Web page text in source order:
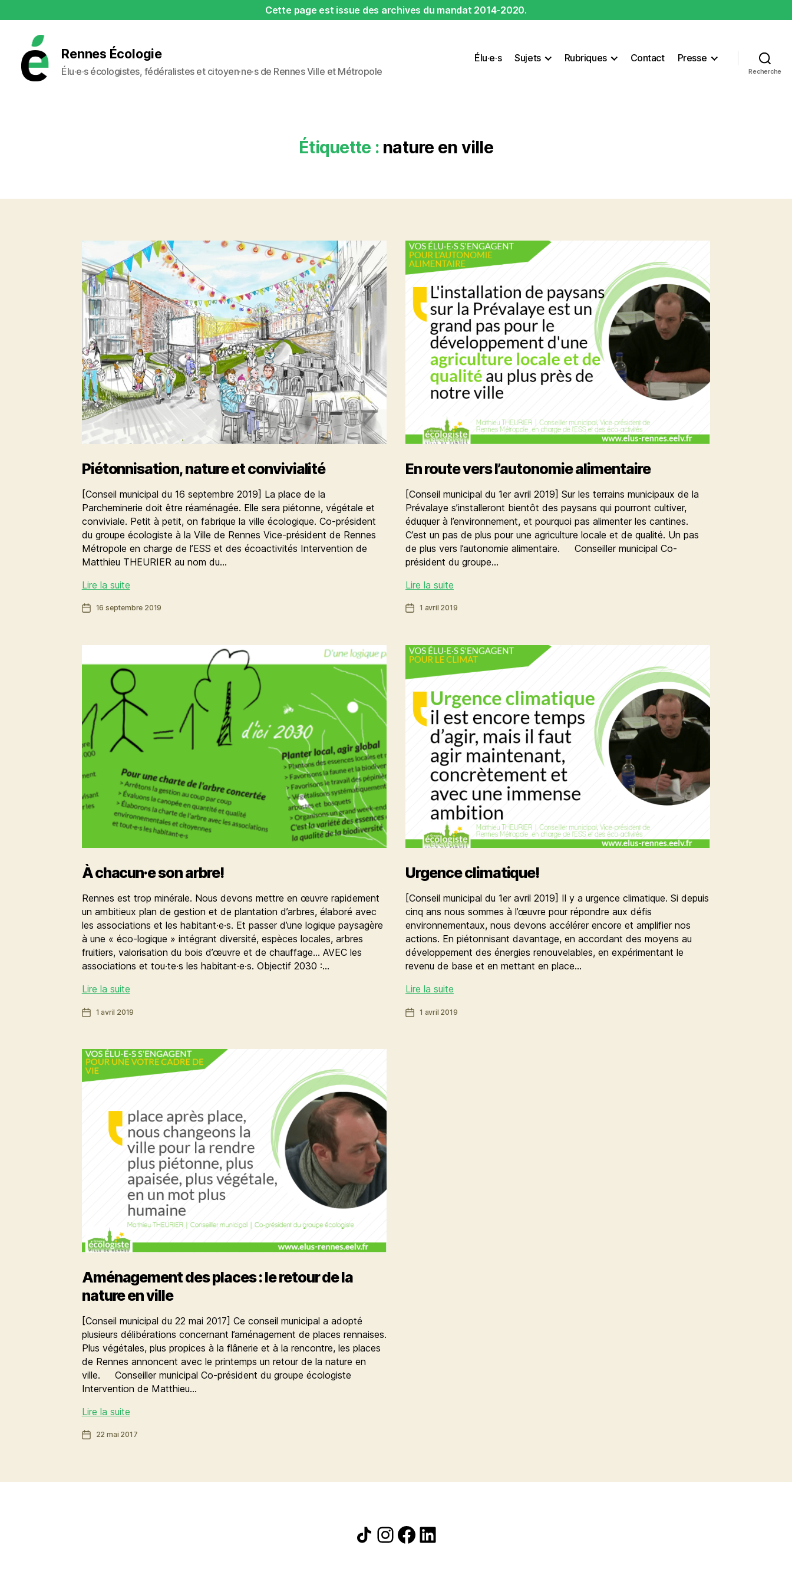
Cette page est issue des archives du mandat 2014-2020.
Rennes Écologie
Élu·e·s écologistes, fédéralistes et citoyen·ne·s de Rennes Ville et Métropole
Élu·e·s Sujets Rubriques Contact Presse
Recherche
Étiquette : nature en ville
Piétonnisation, nature et convivialité
[Conseil municipal du 16 septembre 2019] La place de la
Parcheminerie doit être réaménagée. Elle sera piétonne, végétale et
conviviale. Petit à petit, on fabrique la ville écologique. Co-président
du groupe écologiste à la Ville de Rennes Vice-président de Rennes
Métropole en charge de l’ESS et des écoactivités Intervention de
Matthieu THEURIER au nom du…
Lire la suitePiétonnisation,
et
Date16 septembre 2019
En route vers l’autonomie alimentaire
[Conseil municipal du 1er avril 2019] Sur les terrains municipaux de la
Prévalaye s’installeront bientôt des paysans qui pourront cultiver,
éduquer à l’environnement, et pourquoi pas alimenter les cantines.
C’est un pas de plus pour une agriculture locale et de qualité. Un pas
de plus vers l’autonomie alimentaire. Conseiller municipal Co-
président du groupe…
Lire la suite
vers
Date1 avril 2019
À chacun·e son arbre!
Rennes est trop minérale. Nous devons mettre en œuvre rapidement
un ambitieux plan de gestion et de plantation d’arbres, élaboré avec
les associations et les habitant·e·s. Et passer d’une logique paysagère
à une « éco-logique » intégrant diversité, espèces locales, arbres
fruitiers, valorisation du bois d’œuvre et de chauffage… AVEC les
associations et tou·te·s les habitant·e·s. Objectif 2030 :…
Lire la suiteÀ
son
Date1 avril 2019
Urgence climatique!
[Conseil municipal du 1er avril 2019] Il y a urgence climatique. Si depuis
cinq ans nous sommes à l’œuvre pour répondre aux défis
environnementaux, nous devons accélérer encore et amplifier nos
actions. En piétonnisant davantage, en accordant des moyens au
développement des énergies renouvelables, en expérimentant le
revenu de base et en mettant en place…
Lire la suite
Date1 avril 2019
Aménagement des places : le retour de la
nature en ville
[Conseil municipal du 22 mai 2017] Ce conseil municipal a adopté
plusieurs délibérations concernant l’aménagement de places rennaises.
Plus végétales, plus propices à la flânerie et à la rencontre, les places
de Rennes annoncent avec le printemps un retour de la nature en
ville. Conseiller municipal Co-président du groupe écologiste
Intervention de Matthieu…
Lire la suiteAménagement
places
Date22 mai 2017
Icône de partage
Instagram
Facebook
LinkedIn